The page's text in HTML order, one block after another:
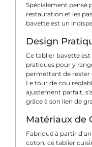
Spécialement pensé
restauration et les
bavette est un
Design
Ce tablier bavette
pratiques pour y
permettant de rester
Le tour de cou
ajustement parfait,
grâce à son lien de
Matériaux de
Fabriqué à partir
coton, ce tablier